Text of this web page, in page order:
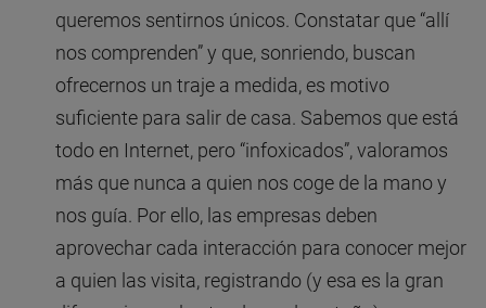
queremos sentirnos únicos. Constatar que “allí
nos comprenden” y que, sonriendo, buscan
ofrecernos un traje a medida, es motivo
suficiente para salir de casa. Sabemos que está
todo en Internet, pero “infoxicados”, valoramos
más que nunca a quien nos coge de la mano y
nos guía. Por ello, las empresas deben
aprovechar cada interacción para conocer mejor
a quien las visita, registrando (y esa es la gran